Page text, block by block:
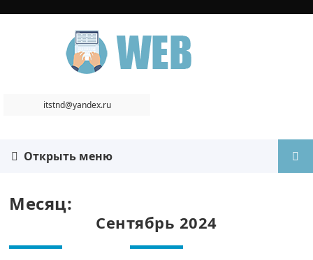
itstnd@yandex.ru
Открыть меню
Месяц:
Сентябрь 2024